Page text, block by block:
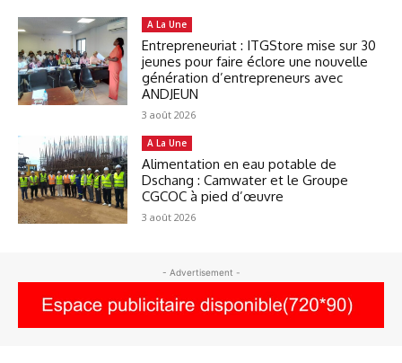
A La Une
Entrepreneuriat : ITGStore mise sur 30
jeunes pour faire éclore une nouvelle
génération d’entrepreneurs avec
ANDJEUN
3 août 2026
A La Une
Alimentation en eau potable de
Dschang : Camwater et le Groupe
CGCOC à pied d’œuvre
3 août 2026
- Advertisement -